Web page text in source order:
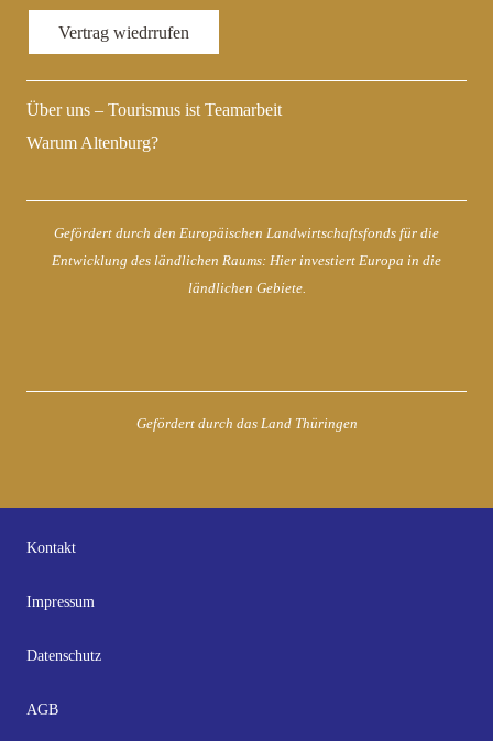
Vertrag wiedrrufen
Über uns – Tourismus ist Teamarbeit
Warum Altenburg?
Gefördert durch den Europäischen Landwirtschaftsfonds für die
Entwicklung des ländlichen Raums: Hier investiert Europa in die
ländlichen Gebiete.
Gefördert durch das Land Thüringen
Kontakt
Impressum
Datenschutz
AGB